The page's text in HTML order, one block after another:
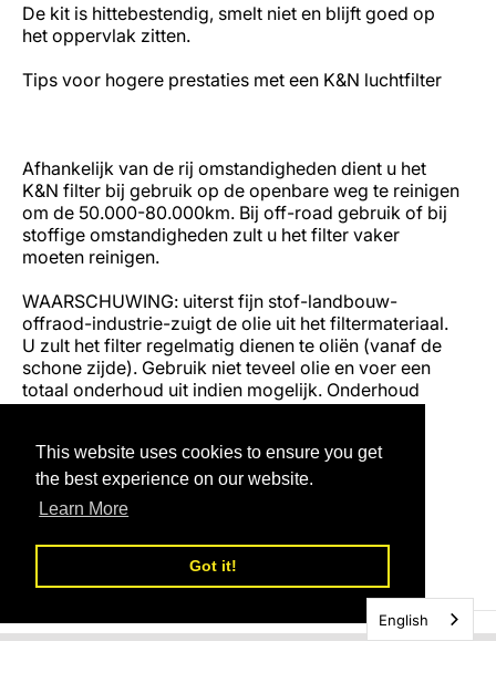
This website uses cookies to ensure you get
the best experience on our website.
Learn More
Got it!
De kit is hittebestendig, smelt niet en blijft goed op
het oppervlak zitten.
Tips voor hogere prestaties met een K&N luchtfilter
Afhankelijk van de rij omstandigheden dient u het
K&N filter bij gebruik op de openbare weg te reinigen
om de 50.000-80.000km. Bij off-road gebruik of bij
stoffige omstandigheden zult u het filter vaker
moeten reinigen.
WAARSCHUWING: uiterst fijn stof-landbouw-
offraod-industrie-zuigt de olie uit het filtermateriaal.
U zult het filter regelmatig dienen te oliën (vanaf de
schone zijde). Gebruik niet teveel olie en voer een
totaal onderhoud uit indien mogelijk. Onderhoud
uitsluitend met K&N olie en K&N reiniger.
Informatie
English